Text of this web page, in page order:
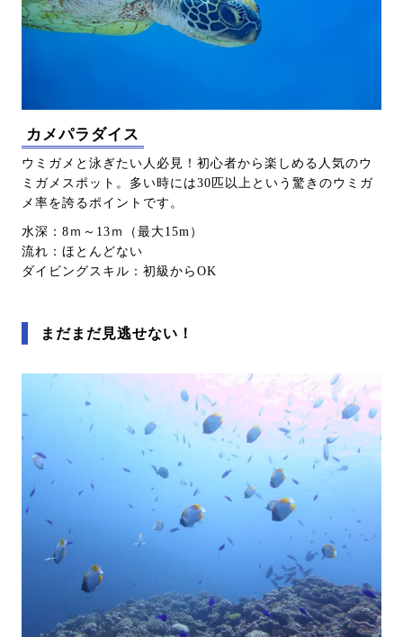
カメパラダイス
ウミガメと泳ぎたい人必見！初心者から楽しめる人気のウ
ミガメスポット。多い時には30匹以上という驚きのウミガ
メ率を誇るポイントです。
水深：8ｍ～13ｍ（最大15m）
流れ：ほとんどない
ダイビングスキル：初級からOK
まだまだ見逃せない！